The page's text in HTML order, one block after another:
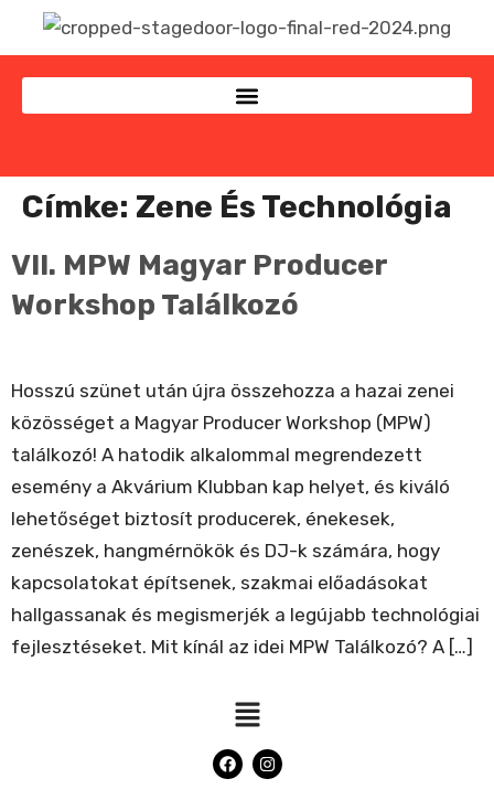
Címke: Zene És Technológia
VII. MPW Magyar Producer
Workshop Találkozó
Hosszú szünet után újra összehozza a hazai zenei
közösséget a Magyar Producer Workshop (MPW)
találkozó! A hatodik alkalommal megrendezett
esemény a Akvárium Klubban kap helyet, és kiváló
lehetőséget biztosít producerek, énekesek,
zenészek, hangmérnökök és DJ-k számára, hogy
kapcsolatokat építsenek, szakmai előadásokat
hallgassanak és megismerjék a legújabb technológiai
fejlesztéseket. Mit kínál az idei MPW Találkozó? A […]